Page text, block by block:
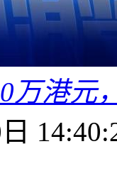
万港元